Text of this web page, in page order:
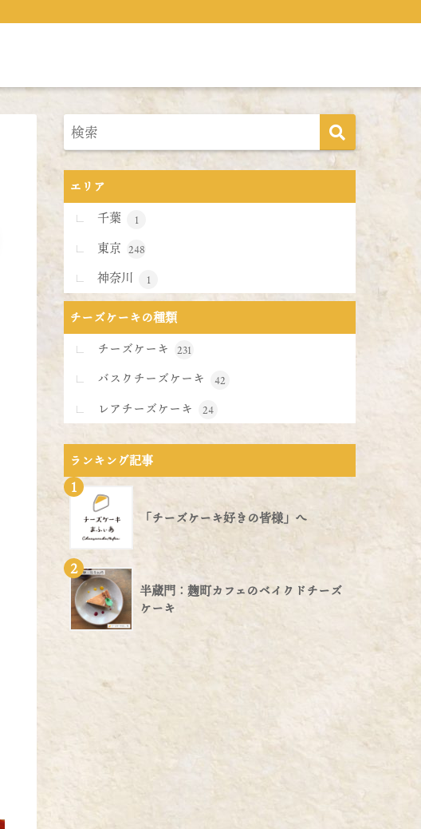
エリア
千葉
1
東京 248
神奈川 1
チーズケーキの種類
チーズケーキ
231
バスクチーズケーキ 42
レアチーズケーキ 24
ランキング記事
1
「チーズケーキ好きの皆様」へ
2
半蔵門：麹町カフェのベイクドチーズ
ケーキ